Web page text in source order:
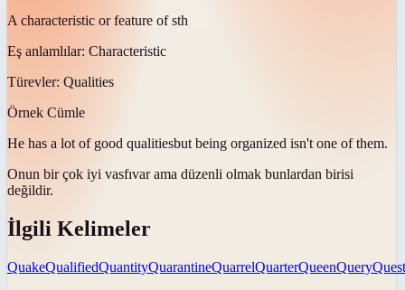
A characteristic or feature of sth
Eş anlamlılar: Characteristic
Türevler: Qualities
Örnek Cümle
He has a lot of good qualitiesbut being organized isn't one of them.
Onun bir çok iyi vasfıvar ama düzenli olmak bunlardan birisi
değildir.
İlgili Kelimeler
QuakeQualifiedQuantityQuarantineQuarrelQuarterQueenQueryQuest